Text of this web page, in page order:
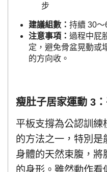
步
建議組數： 持續 30～
注意事項： 過程中屁
定，避免骨盆晃動或
的方向收。
瘦肚子居家運動 3
平板支撐為公認訓
的方法之一，特別是
身體的天然束腹，將
的身形。雖然動作看